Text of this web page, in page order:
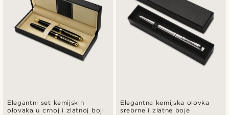
Elegantni set kemijskih
olovaka u crnoj i zlatnoj boji
Elegantna kemijska olovka
srebrne i zlatne boje